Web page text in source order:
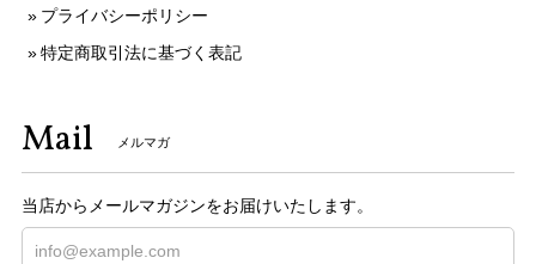
プライバシーポリシー
特定商取引法に基づく表記
Mail メルマガ
当店からメールマガジンをお届けいたします。